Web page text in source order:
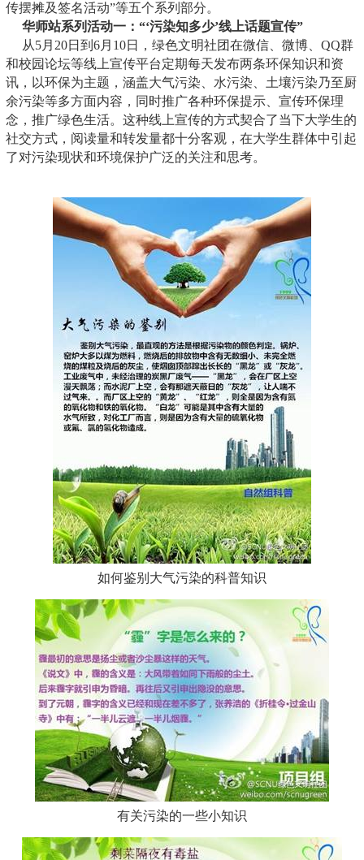
传摆摊及签名活动”等五个系列部分。
华师站系列活动一：“‘污染知多少’线上话题宣传”
从5月20日到6月10日，绿色文明社团在微信、微博、QQ群
和校园论坛等线上宣传平台定期每天发布两条环保知识和资
讯，以环保为主题，涵盖大气污染、水污染、土壤污染乃至厨
余污染等多方面内容，同时推广各种环保提示、宣传环保理
念，推广绿色生活。这种线上宣传的方式契合了当下大学生的
社交方式，阅读量和转发量都十分客观，在大学生群体中引起
了对污染现状和环境保护广泛的关注和思考。
如何鉴别大气污染的科普知识
有关污染的一些小知识